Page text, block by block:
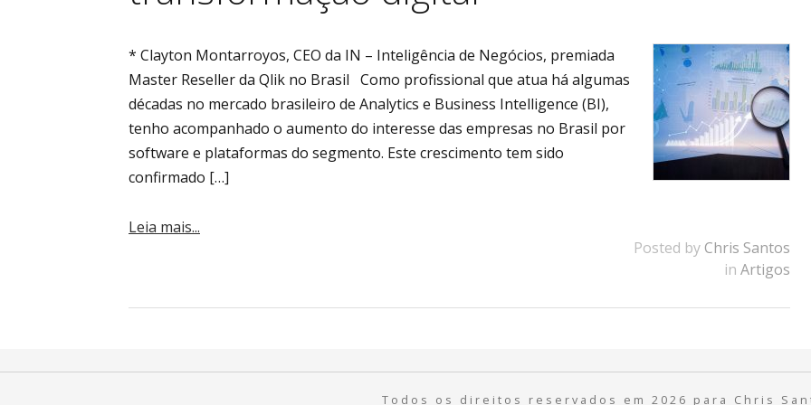
* Clayton Montarroyos, CEO da IN – Inteligência de Negócios, premiada
Master Reseller da Qlik no Brasil Como profissional que atua há algumas
décadas no mercado brasileiro de Analytics e Business Intelligence (BI),
tenho acompanhado o aumento do interesse das empresas no Brasil por
software e plataformas do segmento. Este crescimento tem sido
confirmado […]
Leia mais...
Posted by Chris Santos
inArtigos
Todos os direitos reservados em 2026 para Chris